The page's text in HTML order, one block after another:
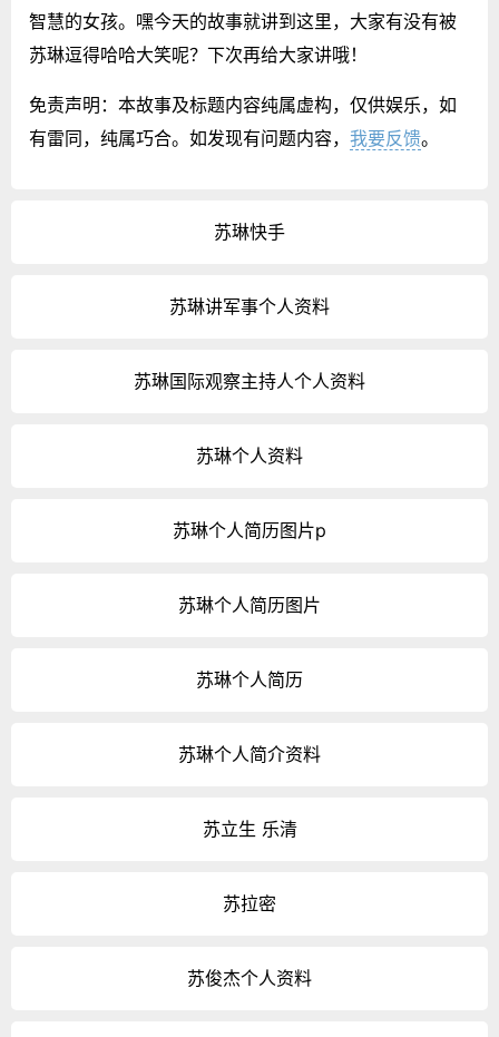
智慧的女孩。嘿今天的故事就讲到这里，大家有没有被
苏琳逗得哈哈大笑呢？下次再给大家讲哦！
免责声明：本故事及标题内容纯属虚构，仅供娱乐，如
有雷同，纯属巧合。如发现有问题内容， 我要反馈。
苏琳快手
苏琳讲军事个人资料
苏琳国际观察主持人个人资料
苏琳个人资料
苏琳个人简历图片p
苏琳个人简历图片
苏琳个人简历
苏琳个人简介资料
苏立生 乐清
苏拉密
苏俊杰个人资料